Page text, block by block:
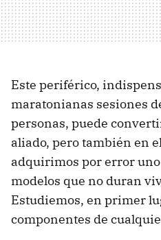
Este periférico,
maratonianas sesiones
personas, puede
aliado, pero también en
adquirimos por error
modelos que no duran
Estudiemos, en primer
componentes de